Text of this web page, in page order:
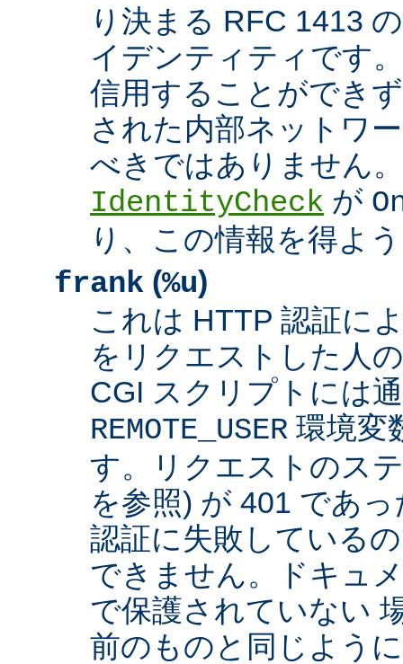
り決まる RFC 1413
イデンティティです
信用することができ
された内部ネットワ
べきではありません
IdentityCheck が
り、この情報を得よ
frank (%u)
これは HTTP 認証に
をリクエストした人
CGI スクリプトには
REMOTE_USER 環境変
す。リクエストのス
を参照) が 401 であ
認証に失敗している
できません。ドキュ
で保護されていない
前のものと同じよう